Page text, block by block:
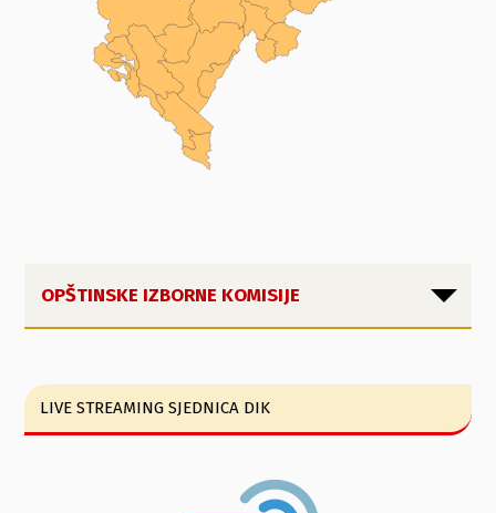
OPŠTINSKE IZBORNE KOMISIJE
LIVE STREAMING SJEDNICA DIK